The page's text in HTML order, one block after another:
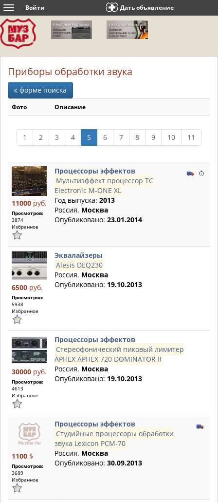
Toggle
navigation
Войти Дать объявление
Приборы обработки звука
к форме поиска
Фото Описание
1 2 3 4 5 6 7 8 9 10 11
11000 руб.
Просмотров:
3874
Избранное
Процессоры эффектов
Мультиэффект процессор TC
Electronic M-ONE XL
Год выпуска: 2013
Россия. Москва
Опубликовано: 23.01.2014
6500 руб.
Просмотров:
5938
Избранное
Эквалайзеры
Alesis DEQ230
Россия. Москва
Опубликовано: 19.10.2013
30000 руб.
Просмотров:
4613
Избранное
Процессоры эффектов
Стереофонический пиковый лимитер
APHEX APHEX 720 DOMINATOR II
Россия. Москва
Опубликовано: 19.10.2013
1100 $
Просмотров:
3689
Избранное
Процессоры эффектов
Студийные процессоры обработки
звука Lexicon PCM-70
Россия. Москва
Опубликовано: 30.09.2013